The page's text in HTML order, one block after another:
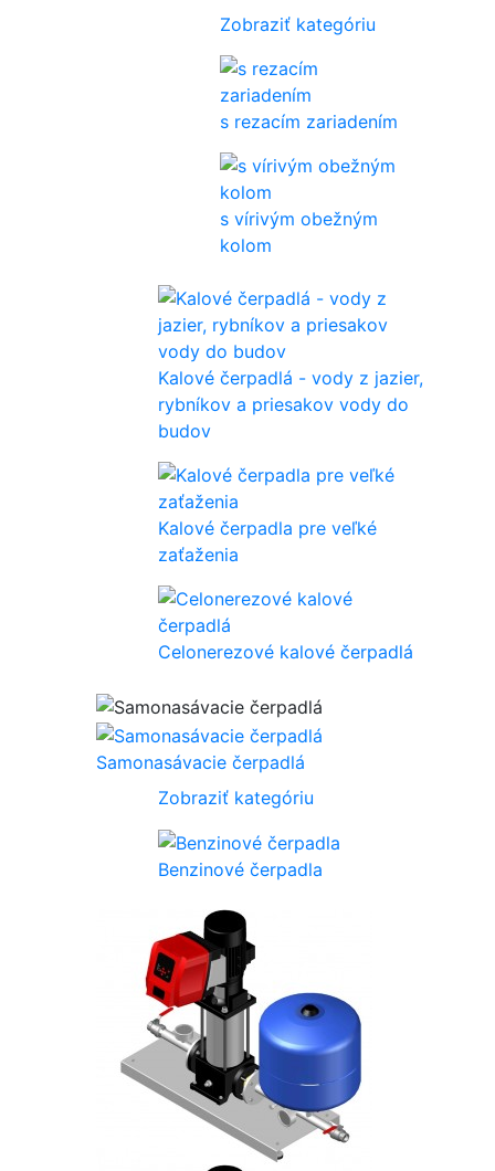
Zobraziť kategóriu
s rezacím zariadením
s vírivým obežným
kolom
Kalové čerpadlá - vody z jazier,
rybníkov a priesakov vody do
budov
Kalové čerpadla pre veľké
zaťaženia
Celonerezové kalové čerpadlá
Samonasávacie čerpadlá
Zobraziť kategóriu
Benzinové čerpadla